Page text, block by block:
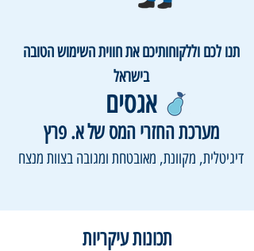
תנו לכם וללקוחותיכם את חווית השימוש הטובה
בישראל
אגסים
מערכת החזרי המס של א. פרץ
דיגיטלית, מקוונת, מאובטחת ומגובה בצוות מנצח
תכונות עיקריות